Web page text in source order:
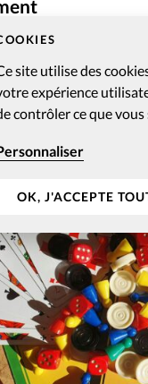
site utilise des
expérience
contrôler ce que
OK, J'ACCEPTE
web réservés aux